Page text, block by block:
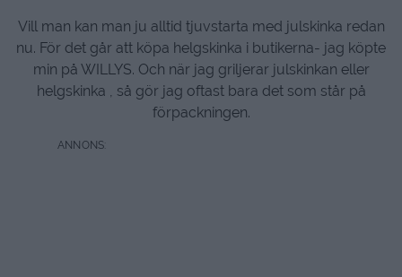
Vill man kan man ju alltid tjuvstarta med julskinka redan
nu. För det går att köpa helgskinka i butikerna- jag köpte
min på WILLYS. Och när jag griljerar julskinkan eller
helgskinka , så gör jag oftast bara det som står på
förpackningen.